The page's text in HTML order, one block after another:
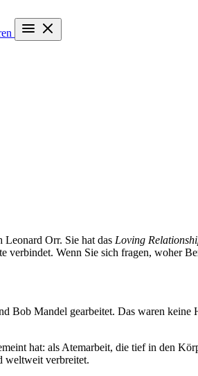
Leonard Orr. Sie hat das Loving
verbindet. Wenn Sie sich fragen, woher
Bob Mandel gearbeitet. Das waren
hat: als Atemarbeit, die tief in den
weltweit verbreitet.